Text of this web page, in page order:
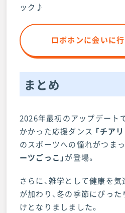
ック♪
ロボホンに会いに
まとめ
2026年最初のアップデート
かかった応援ダンス 「チア
のスポーツへの憧れがつま
ーツごっこ」が登場。
さらに、雑学として健康を気
が加わり、冬の季節にぴっ
けとなりましました。